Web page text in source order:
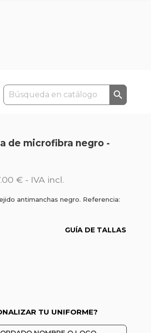

de microfibra negro -
€ - IVA incl.
antimanchas negro. Referencia:
GUÍA DE TALLAS
TU UNIFORME?